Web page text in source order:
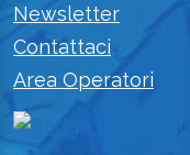
Newsletter
Contattaci
Area Operatori